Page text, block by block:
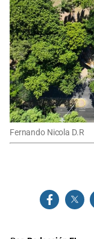
Fernando Nicola D.R